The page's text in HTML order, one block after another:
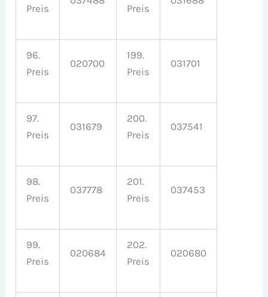
Preis
Preis
96.
Preis
020700
199.
Preis
031701
97.
Preis
031679
200.
Preis
037541
98.
Preis
037778
201.
Preis
037453
99.
Preis
020684
202.
Preis
020680